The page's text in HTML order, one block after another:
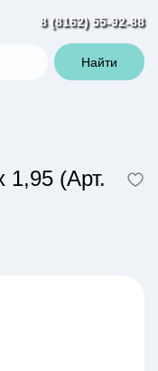
8 (8162) 55-92-88
Найти
1,95 (Арт.